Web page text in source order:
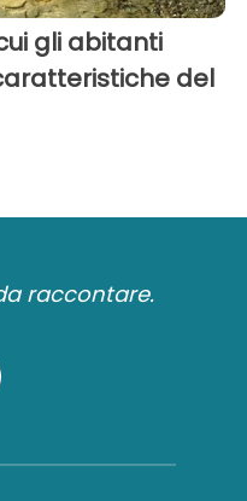
gli abitanti
del
raccontare.